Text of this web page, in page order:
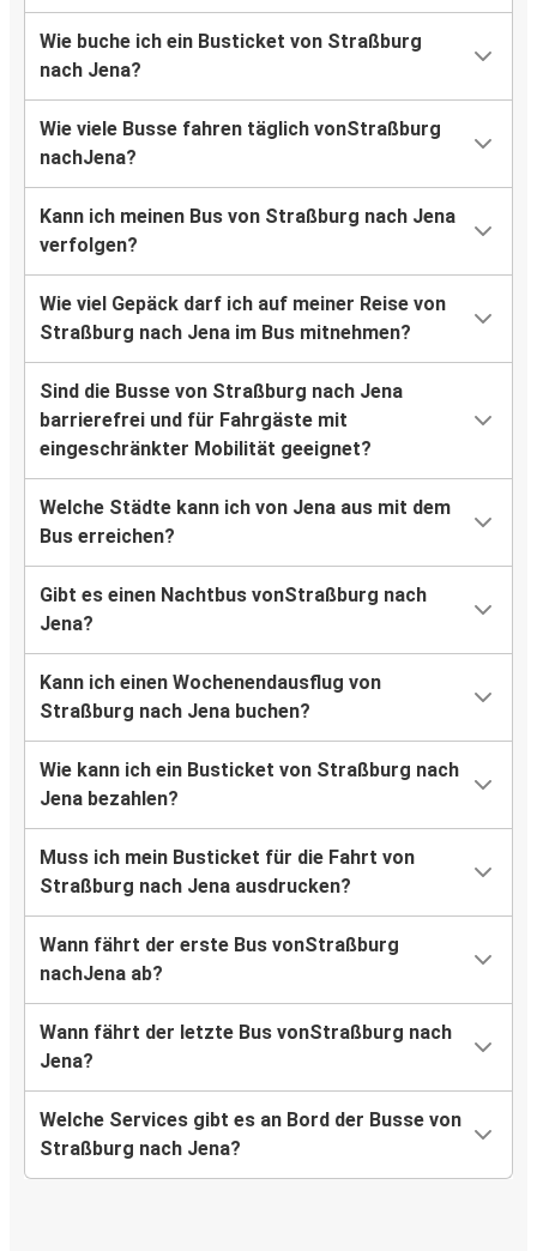
Wie buche ich ein Busticket von Straßburg
nach Jena?
Wie viele Busse fahren täglich vonStraßburg
nachJena?
Kann ich meinen Bus von Straßburg nach Jena
verfolgen?
Wie viel Gepäck darf ich auf meiner Reise von
Straßburg nach Jena im Bus mitnehmen?
Sind die Busse von Straßburg nach Jena
barrierefrei und für Fahrgäste mit
eingeschränkter Mobilität geeignet?
Welche Städte kann ich von Jena aus mit dem
Bus erreichen?
Gibt es einen Nachtbus vonStraßburg nach
Jena?
Kann ich einen Wochenendausflug von
Straßburg nach Jena buchen?
Wie kann ich ein Busticket von Straßburg nach
Jena bezahlen?
Muss ich mein Busticket für die Fahrt von
Straßburg nach Jena ausdrucken?
Wann fährt der erste Bus vonStraßburg
nachJena ab?
Wann fährt der letzte Bus vonStraßburg nach
Jena?
Welche Services gibt es an Bord der Busse von
Straßburg nach Jena?